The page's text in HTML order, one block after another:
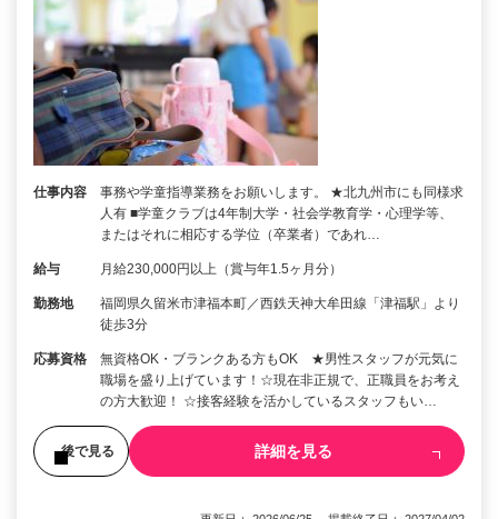
仕事内容
事務や学童指導業務をお願いします。 ★北九州市にも同様求
人有 ■学童クラブは4年制大学・社会学教育学・心理学等、
またはそれに相応する学位（卒業者）であれ…
給与 月給230,000円以上（賞与年1.5ヶ月分）
勤務地
福岡県久留米市津福本町／西鉄天神大牟田線「津福駅」より
徒歩3分
応募資格
無資格OK・ブランクある方もOK ★男性スタッフが元気に
職場を盛り上げています！☆現在非正規で、正職員をお考え
の方大歓迎！ ☆接客経験を活かしているスタッフもい…
後で見る 詳細を見る